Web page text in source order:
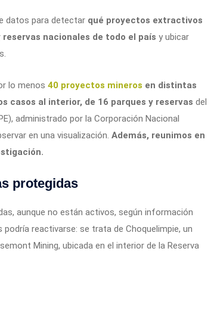
datos para detectar qué proyectos extractivos
nacionales de todo el país y ubicar
lo menos 40 proyectos mineros en distintas
casos al interior, de 16 parques y reservas del
administrado por la Corporación Nacional
en una visualización. Además, reunimos en
protegidas
aunque no están activos, según información
reactivarse: se trata de Choquelimpie, un
Mining, ubicada en el interior de la Reserva